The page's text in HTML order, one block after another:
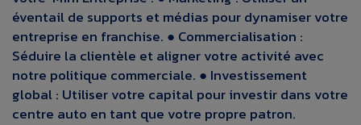
éventail de supports et médias pour dynamiser votre
entreprise en franchise. ● Commercialisation :
Séduire la clientèle et aligner votre activité avec
notre politique commerciale. ● Investissement
global : Utiliser votre capital pour investir dans votre
centre auto en tant que votre propre patron.